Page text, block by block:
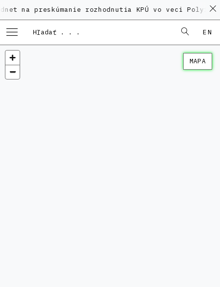
preskúmanie rozhodnutia KPÚ vo veci Polyfunkčného
EN
MAPA